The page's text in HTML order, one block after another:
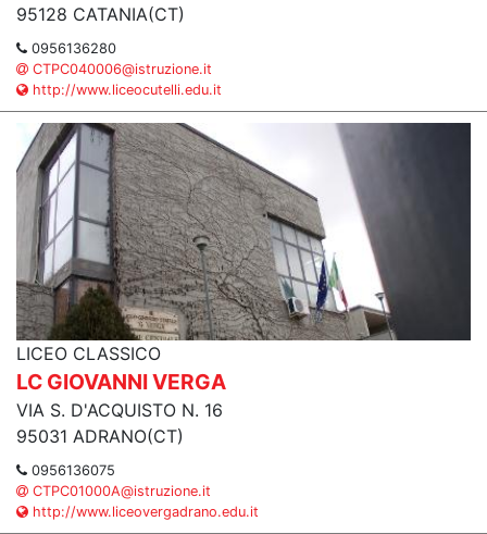
95128 CATANIA(CT)
0956136280
CTPC040006@istruzione.it
http://www.liceocutelli.edu.it
LICEO CLASSICO
LC GIOVANNI VERGA
VIA S. D'ACQUISTO N. 16
95031 ADRANO(CT)
0956136075
CTPC01000A@istruzione.it
http://www.liceovergadrano.edu.it